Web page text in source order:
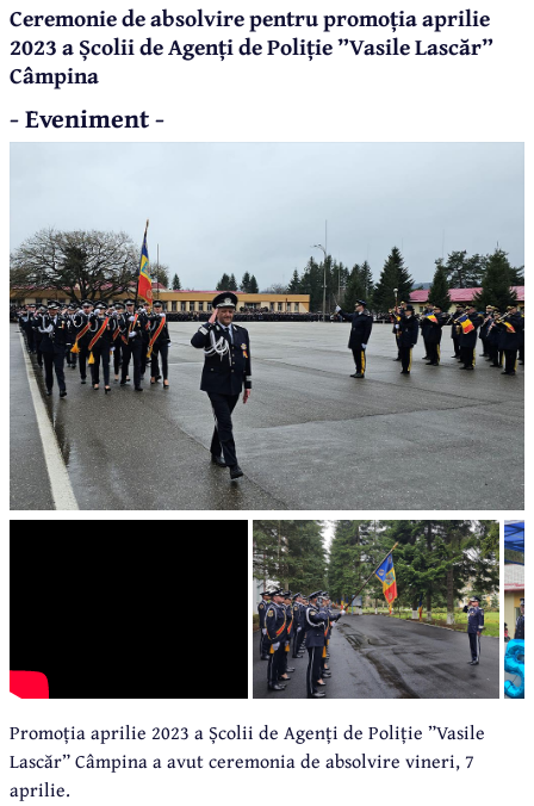
Ceremonie de absolvire pentru promoția aprilie
2023 a Școlii de Agenți de Poliție ”Vasile Lascăr”
Câmpina
- Eveniment -
Promoția aprilie 2023 a Școlii de Agenți de Poliție ”Vasile
Lascăr” Câmpina a avut ceremonia de absolvire vineri, 7
aprilie.